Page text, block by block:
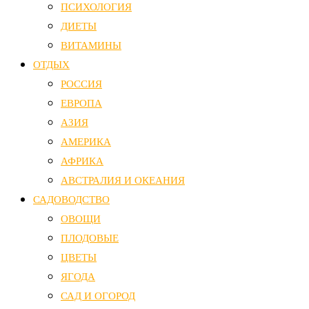
ПСИХОЛОГИЯ
ДИЕТЫ
ВИТАМИНЫ
ОТДЫХ
РОССИЯ
ЕВРОПА
АЗИЯ
АМЕРИКА
АФРИКА
АВСТРАЛИЯ И ОКЕАНИЯ
САДОВОДСТВО
ОВОЩИ
ПЛОДОВЫЕ
ЦВЕТЫ
ЯГОДА
САД И ОГОРОД